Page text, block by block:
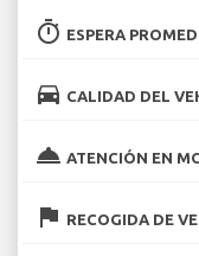
timer ESPERA
directions_car CALIDAD DEL
room_service ATENCIÓN EN
flag RECOGIDA DE